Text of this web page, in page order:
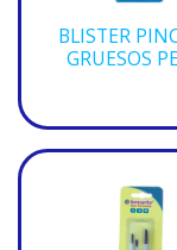
BLISTER
GRUESOS